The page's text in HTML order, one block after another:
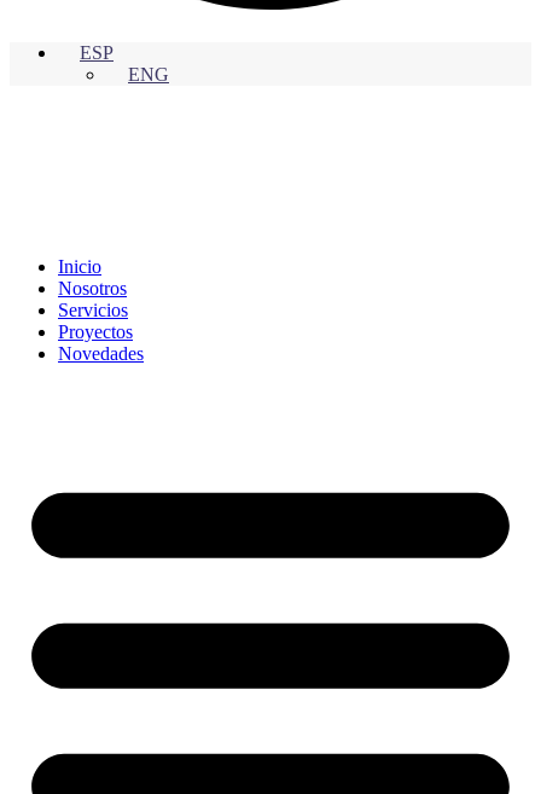
ESP
ENG
Inicio
Nosotros
Servicios
Proyectos
Novedades